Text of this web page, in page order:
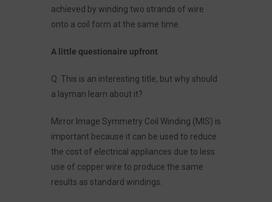
achieved by winding two strands of wire
onto a coil form at the same time.
A little questionaire upfront
Q: This is an interesting title, but why should
a layman learn about it?
Mirror Image Symmetry Coil Winding (MIS) is
important because it can be used to reduce
the cost of electrical appliances due to less
use of copper wire to produce the same
results as standard windings.